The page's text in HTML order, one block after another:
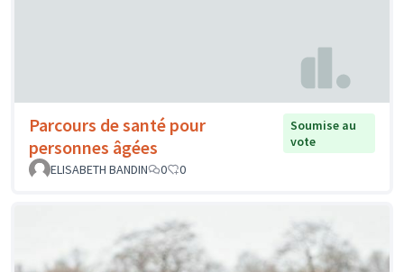
Parcours de santé pour
personnes âgées
Soumise au
vote
ELISABETH BANDIN
0 0